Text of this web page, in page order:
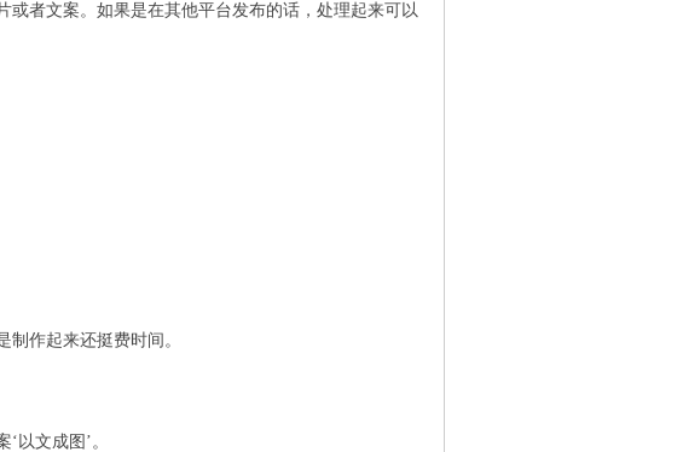
者文案。如果是在其他平台发布的话，处理起来可以
作起来还挺费时间。
以文成图’。